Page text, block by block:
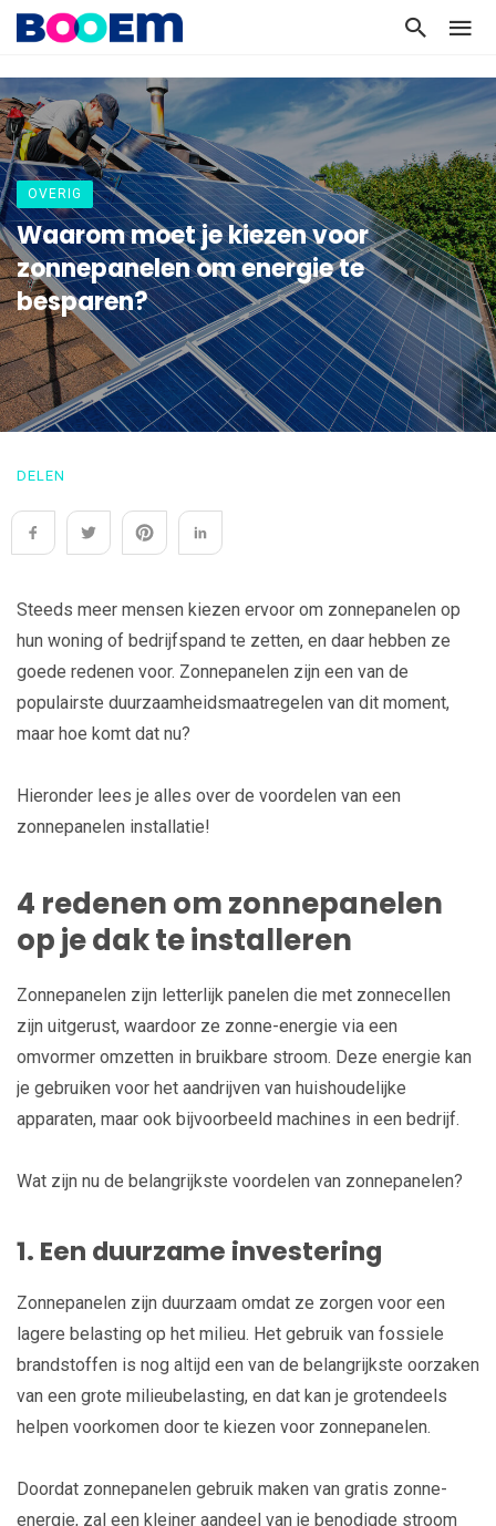
OVERIG
Waarom moet je kiezen voor
zonnepanelen om energie te
besparen?
DELEN
Steeds meer mensen kiezen ervoor om zonnepanelen op
hun woning of bedrijfspand te zetten, en daar hebben ze
goede redenen voor. Zonnepanelen zijn een van de
populairste duurzaamheidsmaatregelen van dit moment,
maar hoe komt dat nu?
Hieronder lees je alles over de voordelen van een
zonnepanelen installatie!
4 redenen om zonnepanelen
op je dak te installeren
Zonnepanelen zijn letterlijk panelen die met zonnecellen
zijn uitgerust, waardoor ze zonne-energie via een
omvormer omzetten in bruikbare stroom. Deze energie kan
je gebruiken voor het aandrijven van huishoudelijke
apparaten, maar ook bijvoorbeeld machines in een bedrijf.
Wat zijn nu de belangrijkste voordelen van zonnepanelen?
1. Een duurzame investering
Zonnepanelen zijn duurzaam omdat ze zorgen voor een
lagere belasting op het milieu. Het gebruik van fossiele
brandstoffen is nog altijd een van de belangrijkste oorzaken
van een grote milieubelasting, en dat kan je grotendeels
helpen voorkomen door te kiezen voor zonnepanelen.
Doordat zonnepanelen gebruik maken van gratis zonne-
energie, zal een kleiner aandeel van je benodigde stroom